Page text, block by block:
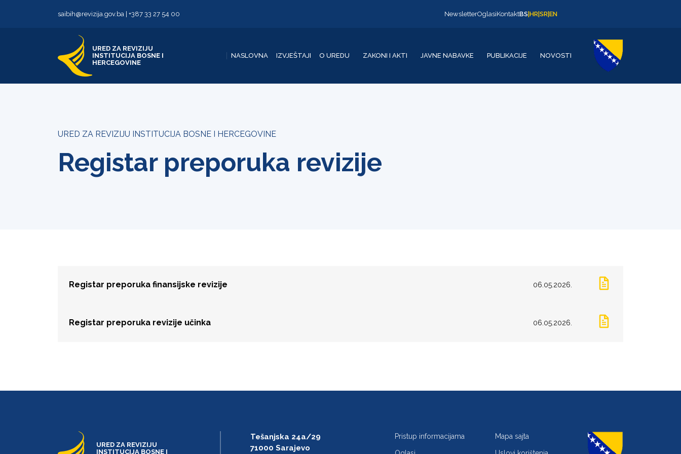
saibih@revizija.gov.ba +387 33 27 54 00 NewsletterOglasiKontaktBS HR SR EN
URED ZA REVIZIJU
INSTITUCIJA BOSNE I
HERCEGOVINE
NASLOVNA IZVJEŠTAJI O UREDU ZAKONI I AKTI JAVNE NABAVKE PUBLIKACIJE NOVOSTI
URED ZA REVIZIJU INSTITUCIJA BOSNE I HERCEGOVINE
Registar preporuka revizije
Registar preporuka finansijske revizije 06.05.2026.
Registar preporuka revizije učinka 06.05.2026.
URED ZA REVIZIJU
INSTITUCIJA BOSNE I
Tešanjska 24a/29
71000 Sarajevo
Pristup informacijama Mapa sajta